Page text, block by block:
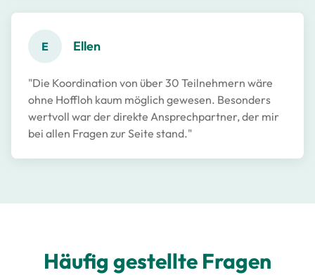
E Ellen
"Die Koordination von über 30 Teilnehmern wäre
ohne Hoffloh kaum möglich gewesen. Besonders
wertvoll war der direkte Ansprechpartner, der mir
bei allen Fragen zur Seite stand."
Häufig gestellte Fragen